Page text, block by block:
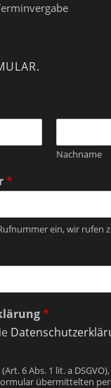
Nachname
*
ein, wir rufen
*
6 Abs. 1 lit. a
übermittelten